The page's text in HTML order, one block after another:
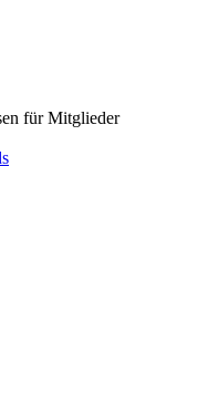
für Mitglieder